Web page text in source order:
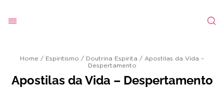
Home / Espiritismo / Doutrina Espirita / Apostilas da Vida –
Despertamento
Apostilas da Vida – Despertamento